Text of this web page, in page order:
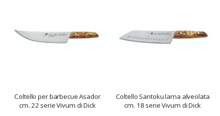
Coltello per barbecue Asador
cm. 22 serie Vivum di Dick
Coltello Santoku lama alveolata
cm. 18 serie Vivum di Dick